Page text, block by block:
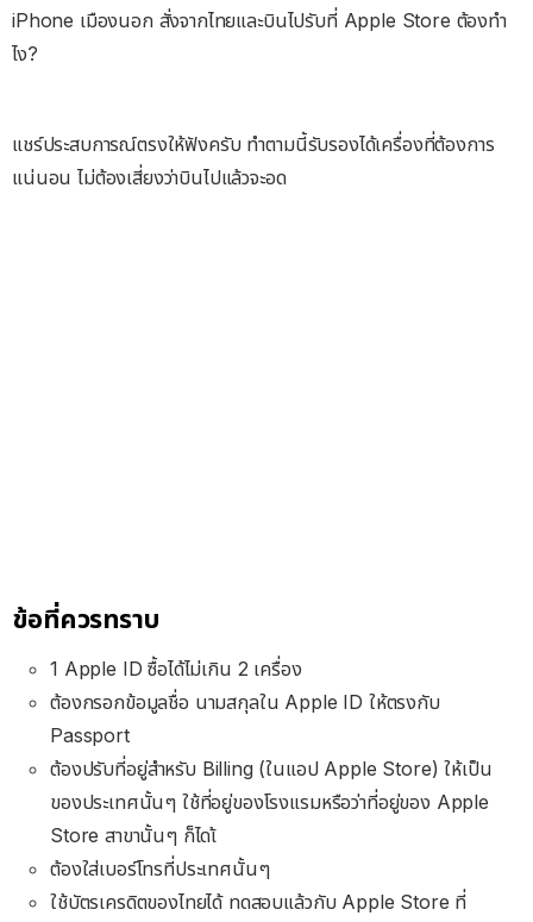
iPhone เมืองนอก สั่งจากไทยและบินไปรับที่ Apple Store ต้องทำ
ไง?
แชร์ประสบการณ์ตรงให้ฟังครับ ทำตามนี้รับรองได้เครื่องที่ต้องการ
แน่นอน ไม่ต้องเสี่ยงว่าบินไปแล้วจะอด
ข้อที่ควรทราบ
1 Apple ID ซื้อได้ไม่เกิน 2 เครื่อง
ต้องกรอกข้อมูลชื่อ นามสกุลใน Apple ID ให้ตรงกับ
Passport
ต้องปรับที่อยู่สำหรับ Billing (ในแอป Apple Store) ให้เป็น
ของประเทศนั้นๆ ใช้ที่อยู่ของโรงแรมหรือว่าที่อยู่ของ Apple
Store สาขานั้นๆ ก็ไดเ้
ต้องใส่เบอร์โทรที่ประเทศนั้นๆ
ใช้บัตรเครดิตของไทยได้ ทดสอบแล้วกับ Apple Store ที่